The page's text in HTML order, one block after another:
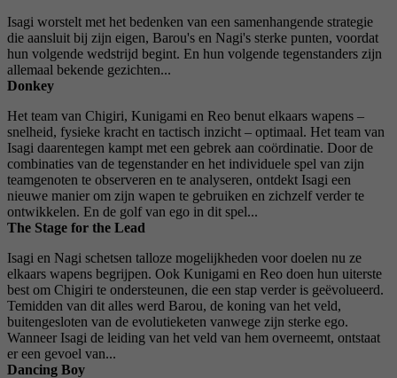
Isagi worstelt met het bedenken van een samenhangende strategie
die aansluit bij zijn eigen, Barou's en Nagi's sterke punten, voordat
hun volgende wedstrijd begint. En hun volgende tegenstanders zijn
allemaal bekende gezichten...
Donkey
Het team van Chigiri, Kunigami en Reo benut elkaars wapens –
snelheid, fysieke kracht en tactisch inzicht – optimaal. Het team van
Isagi daarentegen kampt met een gebrek aan coördinatie. Door de
combinaties van de tegenstander en het individuele spel van zijn
teamgenoten te observeren en te analyseren, ontdekt Isagi een
nieuwe manier om zijn wapen te gebruiken en zichzelf verder te
ontwikkelen. En de golf van ego in dit spel...
The Stage for the Lead
Isagi en Nagi schetsen talloze mogelijkheden voor doelen nu ze
elkaars wapens begrijpen. Ook Kunigami en Reo doen hun uiterste
best om Chigiri te ondersteunen, die een stap verder is geëvolueerd.
Temidden van dit alles werd Barou, de koning van het veld,
buitengesloten van de evolutieketen vanwege zijn sterke ego.
Wanneer Isagi de leiding van het veld van hem overneemt, ontstaat
er een gevoel van...
Dancing Boy